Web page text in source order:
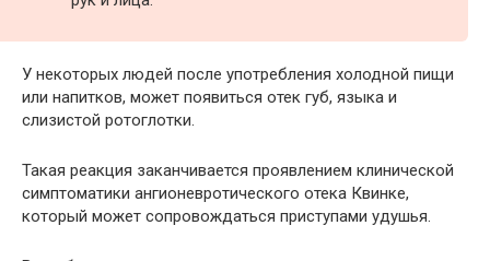
У некоторых людей после употребления холодной пищи
или напитков, может появиться отек губ, языка и
слизистой ротоглотки.
Такая реакция заканчивается проявлением клинической
симптоматики ангионевротического отека Квинке,
который может сопровождаться приступами удушья.